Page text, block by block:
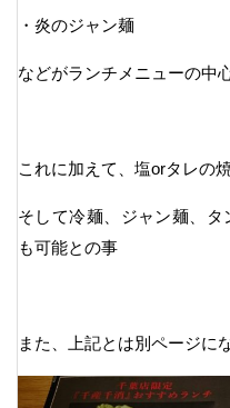
・炎のジャン麺
などがランチメニューの中
これに加えて、塩orタレの
そして冷麺、ジャン麺、
も可能との事
また、上記とは別ページに